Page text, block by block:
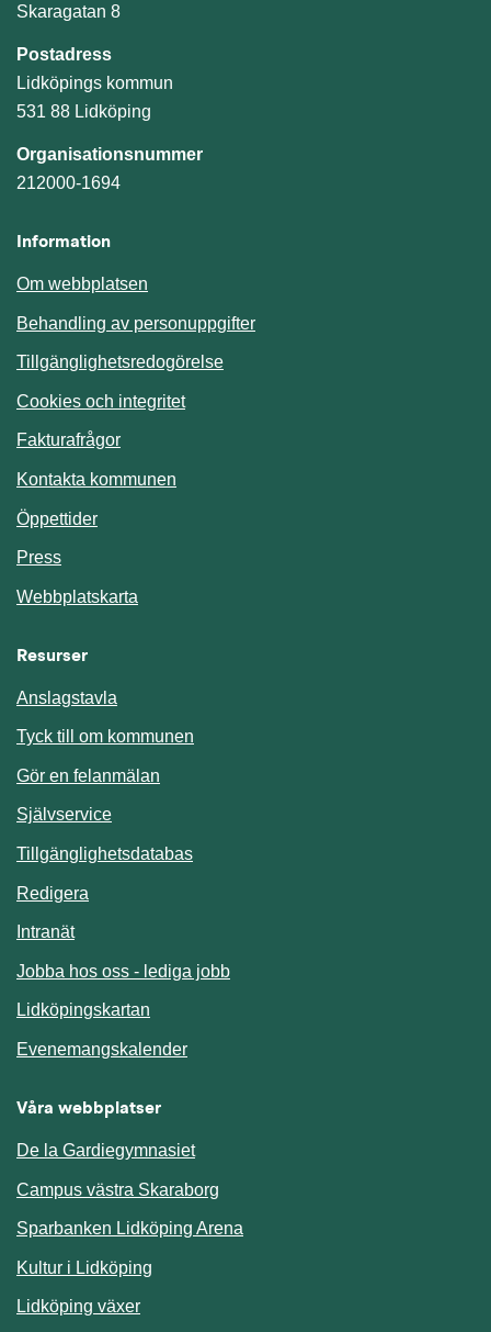
Skaragatan 8
Postadress
Lidköpings kommun
531 88 Lidköping
Organisationsnummer
212000-1694
Information
Om webbplatsen
Behandling av personuppgifter
Tillgänglighetsredogörelse
Cookies och integritet
Fakturafrågor
Kontakta kommunen
Öppettider
Press
Webbplatskarta
Resurser
Anslagstavla
Tyck till om kommunen
Gör en felanmälan
SjälvserviceLänk till annan webbplats.
TillgänglighetsdatabasLänk till annan webbplats.
Redigera
IntranätLänk till annan webbplats.
Jobba hos oss - lediga jobb
Lidköpingskartan
EvenemangskalenderLänk till annan webbplats.
Våra webbplatser
De la Gardiegymnasiet
Campus västra Skaraborg
Sparbanken Lidköping Arena
Kultur i Lidköping
Lidköping växer